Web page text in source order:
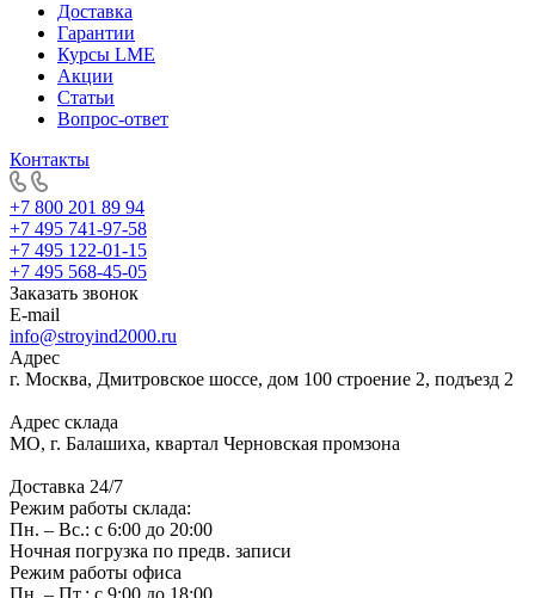
Доставка
Гарантии
Курсы LME
Акции
Статьи
Вопрос-ответ
Контакты
+7 800 201 89 94
+7 495 741-97-58
+7 495 122-01-15
+7 495 568-45-05
Заказать звонок
E-mail
info@stroyind2000.ru
Адрес
г. Москва, Дмитровское шоссе, дом 100 строение 2, подъезд 2
Адрес склада
МО, г. Балашиха, квартал Черновская промзона
Доставка 24/7
Режим работы склада:
Пн. – Вс.: с 6:00 до 20:00
Ночная погрузка по предв. записи
Режим работы офиса
Пн. – Пт.: с 9:00 до 18:00